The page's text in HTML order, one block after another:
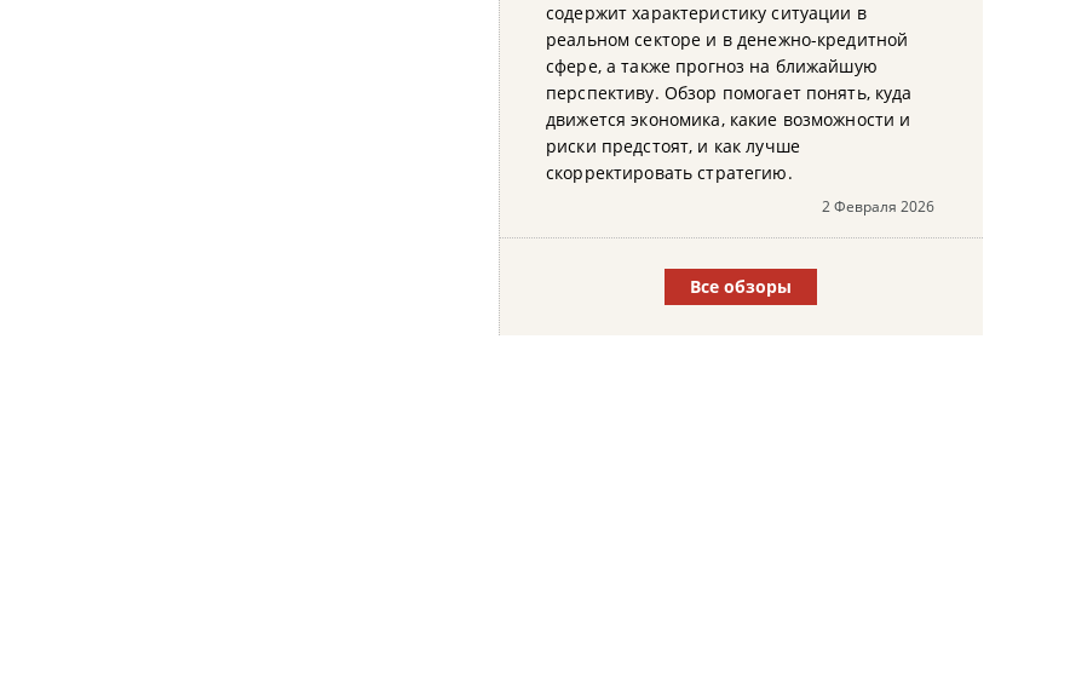
содержит характеристику ситуации в
реальном секторе и в денежно-кредитной
сфере, а также прогноз на ближайшую
перспективу. Обзор помогает понять, куда
движется экономика, какие возможности и
риски предстоят, и как лучше
скорректировать стратегию.
2 Февраля 2026
Все обзоры